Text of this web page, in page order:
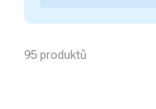
95 produktů